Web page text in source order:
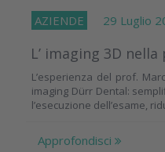
AZIENDE 29 Luglio
L’ imaging 3D
L’esperienza del prof.
imaging Dürr Dental:
l’esecuzione dell’esame,
Approfondisci